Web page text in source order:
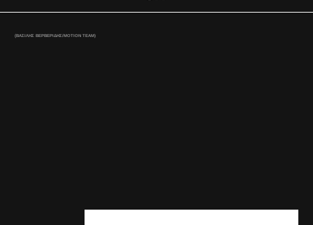
(ΒΑΣΙΛΗΣ ΒΕΡΒΕΡΙΔΗΣ/ΜΟΤΙΟΝ ΤΕΑΜ)